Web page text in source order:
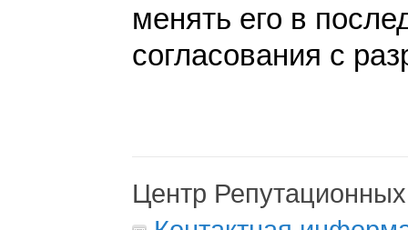
менять его в
согласования с
Центр